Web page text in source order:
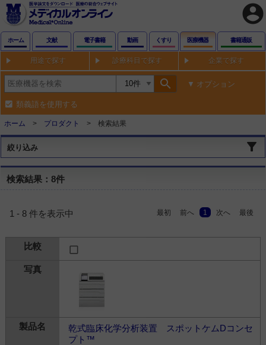
account_circle
ホーム 文献 電子書籍 動画 くすり 医療機器 書籍通販
用途で探す 診療科目で探す 企業で探す
search オプション
類義語を使用する
ホーム プロダクト 検索結果
絞り込み
検索結果：8件
1 - 8 件を表示中 最初 前へ 1 次へ 最後
乾式臨床化学分析装置 スポットケムDコンセ
プト™